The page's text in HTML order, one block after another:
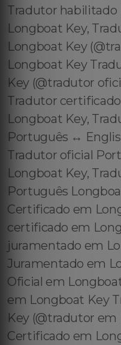
Tradutor
Longboat Key,
Longboat Key
Longboat Key
Key (@tradutor
Tradutor
Longboat Key,
Português ↔️
Tradutor oficial
Longboat Key,
Português
Certificado em
certificado em
juramentado em
Juramentado em
Oficial em
em Longboat Key
Key (@tradutor
Certificado em